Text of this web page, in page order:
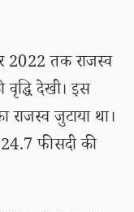
2022 तक राजस्व
देखी। इस
जुटाया था।
फीसदी की